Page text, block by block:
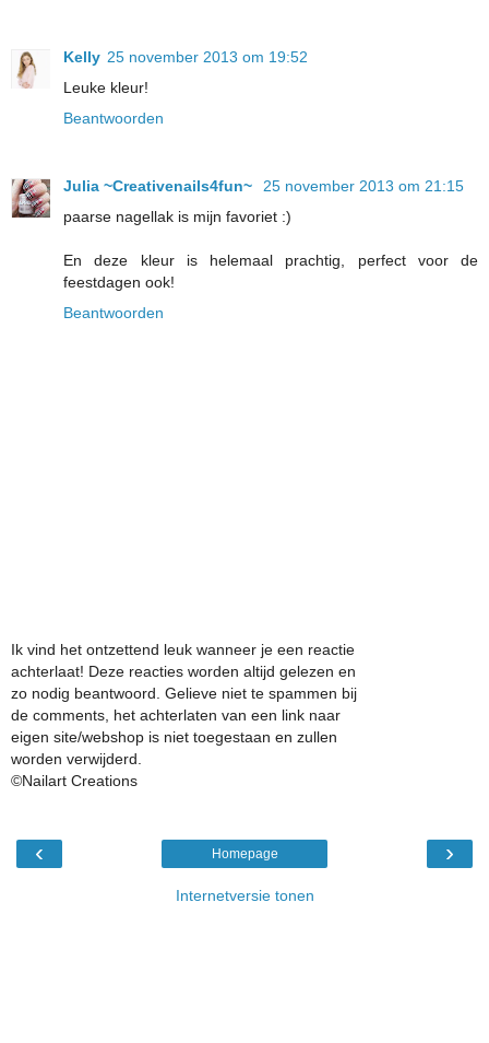
Kelly 25 november 2013 om 19:52
Leuke kleur!
Beantwoorden
Julia ~Creativenails4fun~
25 november 2013 om 21:15
paarse nagellak is mijn favoriet :)
En deze kleur is helemaal prachtig, perfect voor de
feestdagen ook!
Beantwoorden
Ik vind het ontzettend leuk wanneer je een reactie
achterlaat! Deze reacties worden altijd gelezen en
zo nodig beantwoord. Gelieve niet te spammen bij
de comments, het achterlaten van een link naar
eigen site/webshop is niet toegestaan en zullen
worden verwijderd.
©Nailart Creations
‹ ›
Homepage
Internetversie tonen